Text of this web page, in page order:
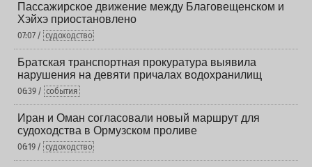
Пассажирское движение между Благовещенском и
Хэйхэ приостановлено
07:07 / судоходство
Братская транспортная прокуратура выявила
нарушения на девяти причалах водохранилищ
06:39 / события
Иран и Оман согласовали новый маршрут для
судоходства в Ормузском проливе
06:19 / судоходство